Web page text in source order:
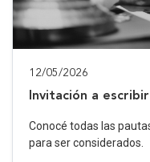
12/05/2026
Invitación a
Conocé todas las
para ser considerados.